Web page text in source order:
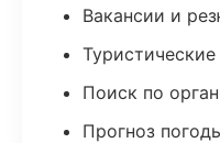
Вакансии и
Поиск по
Прогноз